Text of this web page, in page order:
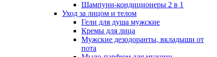
Шампуни-кондиционеры 2 в 1
Уход за лицом и телом
Гели для душа мужские
Кремы для лица
Мужские дезодоранты, вкладыши от
пота